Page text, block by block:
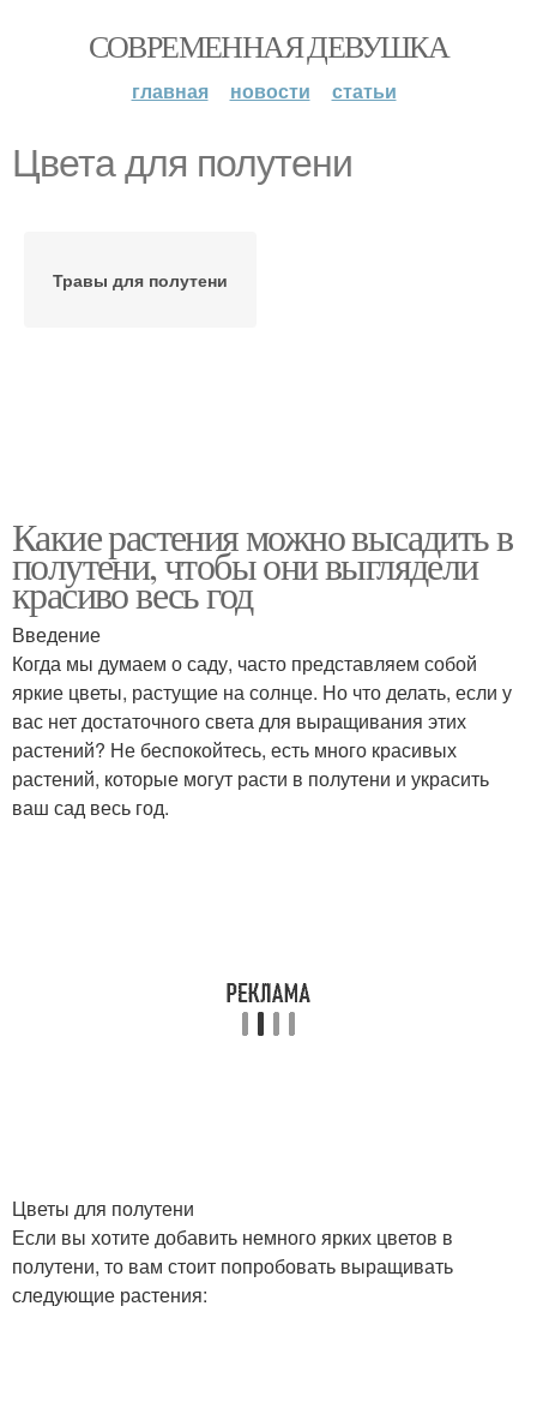
СОВРЕМЕННАЯ ДЕВУШКА
главная новости статьи
Цвета для полутени
Травы для полутени
Какие растения можно высадить в
полутени, чтобы они выглядели
красиво весь год
Введение
Когда мы думаем о саду, часто представляем собой
яркие цветы, растущие на солнце. Но что делать, если у
вас нет достаточного света для выращивания этих
растений? Не беспокойтесь, есть много красивых
растений, которые могут расти в полутени и украсить
ваш сад весь год.
Цветы для полутени
Если вы хотите добавить немного ярких цветов в
полутени, то вам стоит попробовать выращивать
следующие растения: